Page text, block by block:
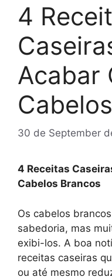
4
Acabar
30 de September
4 Receitas
Cabelos Brancos
Os cabelos
sabedoria, mas
exibi-los. A boa
receitas caseiras
ou até mesmo